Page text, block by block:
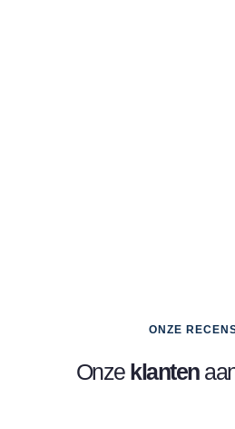
ONZE
Onze klanten